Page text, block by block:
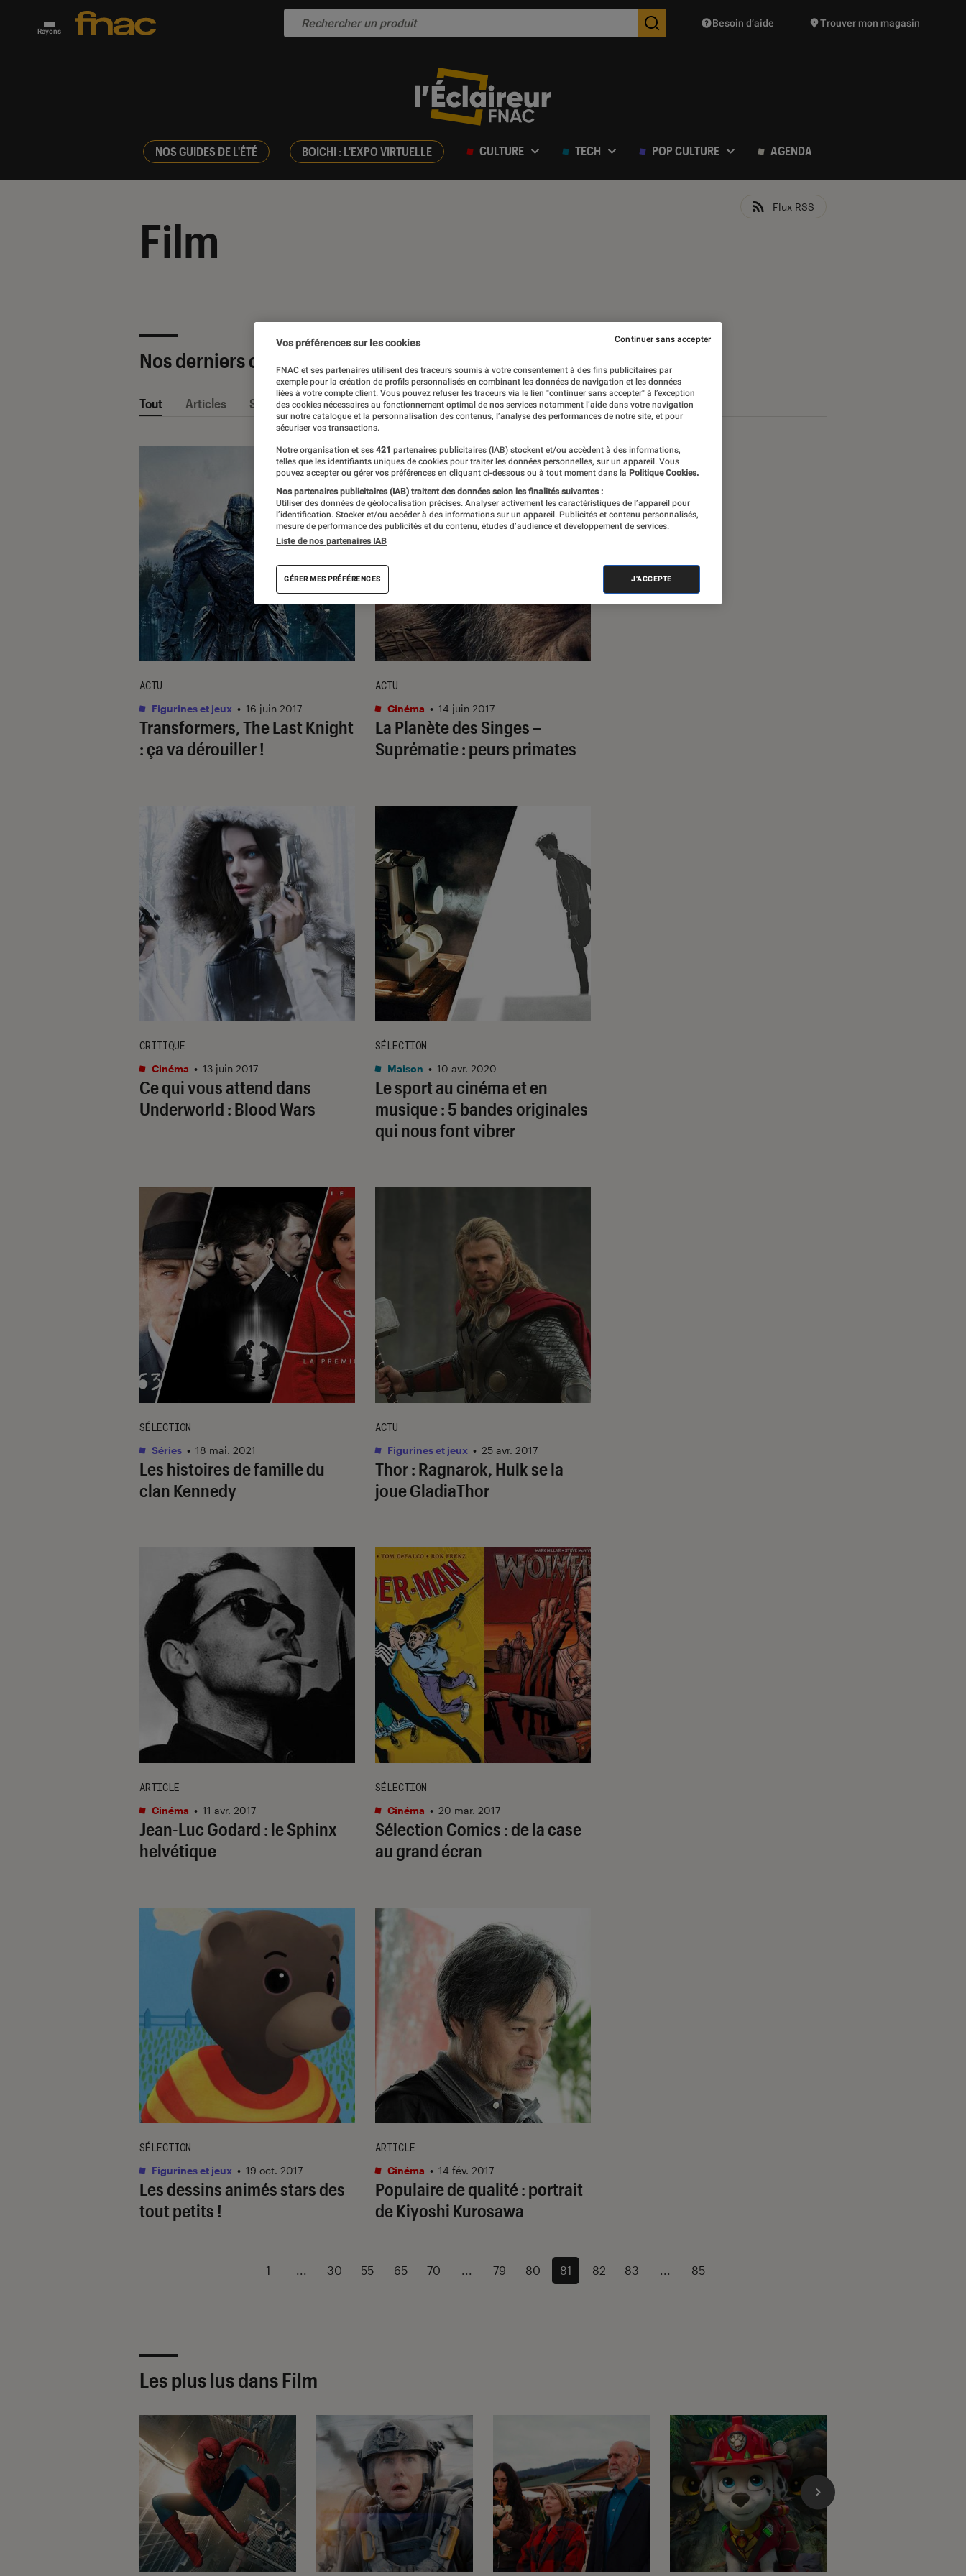
Rayons Des suggestions de produits vont vous être proposées
Besoin d’aide Trouver mon magasin
NOS GUIDES DE L'ÉTÉ BOICHI : L'EXPO VIRTUELLE CULTURE TECH POP CULTURE AGENDA
Film
Flux RSS
Nos derniers contenus
Tout Articles Sélections et guides
Transformers, The Last Knight
: ça va dérouiller !
ACTU
Figurines et jeux • 16 juin 2017
La Planète des Singes –
Suprématie : peurs primates
ACTU
Cinéma • 14 juin 2017
Ce qui vous attend dans
Underworld : Blood Wars
CRITIQUE
Cinéma • 13 juin 2017
Le sport au cinéma et en
musique : 5 bandes originales
qui nous font vibrer
SÉLECTION
Maison • 10 avr. 2020
Les histoires de famille du
clan Kennedy
SÉLECTION
Séries • 18 mai. 2021
Thor : Ragnarok, Hulk se la
joue GladiaThor
ACTU
Figurines et jeux • 25 avr. 2017
Jean-Luc Godard : le Sphinx
helvétique
ARTICLE
Cinéma • 11 avr. 2017
Sélection Comics : de la case
au grand écran
SÉLECTION
Cinéma • 20 mar. 2017
Les dessins animés stars des
tout petits !
SÉLECTION
Figurines et jeux • 19 oct. 2017
Populaire de qualité : portrait
de Kiyoshi Kurosawa
ARTICLE
Cinéma • 14 fév. 2017
1 ... 30 55 65 70 ... 79 80 81 82 83 ... 85
Les plus lus dans Film
Vos préférences sur les cookies
FNAC et ses partenaires utilisent des traceurs soumis à votre consentement à des fins publicitaires par
exemple pour la création de profils personnalisés en combinant les données de navigation et les données
liées à votre compte client. Vous pouvez refuser les traceurs via le lien "continuer sans accepter" à l’exception
des cookies nécessaires au fonctionnement optimal de nos services notamment l’aide dans votre navigation
sur notre catalogue et la personnalisation des contenus, l’analyse des performances de notre site, et pour
sécuriser vos transactions.
Notre organisation et ses 421 partenaires publicitaires (IAB) stockent et/ou accèdent à des informations,
telles que les identifiants uniques de cookies pour traiter les données personnelles, sur un appareil. Vous
pouvez accepter ou gérer vos préférences en cliquant ci-dessous ou à tout moment dans la Politique Cookies.
Nos partenaires publicitaires (IAB) traitent des données selon les finalités suivantes :
Utiliser des données de géolocalisation précises. Analyser activement les caractéristiques de l’appareil pour
l’identification. Stocker et/ou accéder à des informations sur un appareil. Publicités et contenu personnalisés,
mesure de performance des publicités et du contenu, études d’audience et développement de services.
Liste de nos partenaires IAB
GÉRER MES PRÉFÉRENCES J'ACCEPTE
Continuer sans accepter